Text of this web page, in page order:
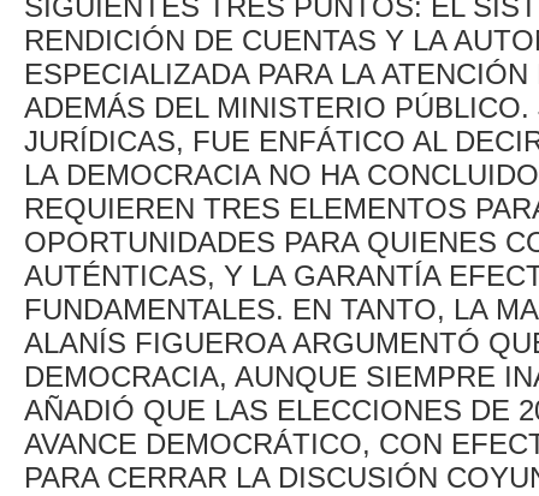
SIGUIENTES TRES PUNTOS: EL
RENDICIÓN DE CUENTAS Y LA
ESPECIALIZADA PARA LA
ADEMÁS DEL MINISTERIO
JURÍDICAS, FUE ENFÁTICO AL
LA DEMOCRACIA NO HA
REQUIEREN TRES ELEMENTOS
OPORTUNIDADES PARA QUIENES
AUTÉNTICAS, Y LA GARANTÍA
FUNDAMENTALES. EN TANTO, LA
ALANÍS FIGUEROA ARGUMENTÓ
DEMOCRACIA, AUNQUE SIEMPRE
AÑADIÓ QUE LAS ELECCIONES DE
AVANCE DEMOCRÁTICO, CON
PARA CERRAR LA DISCUSIÓN